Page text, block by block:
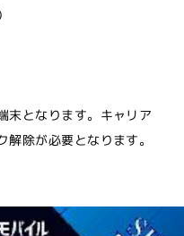
末となります。キャリア
除が必要となります。